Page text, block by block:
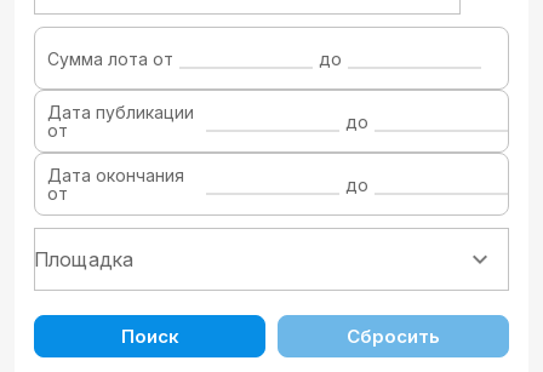
Сумма лота от до
Дата публикации
от
до
Дата окончания
от
до
Поиск Сбросить